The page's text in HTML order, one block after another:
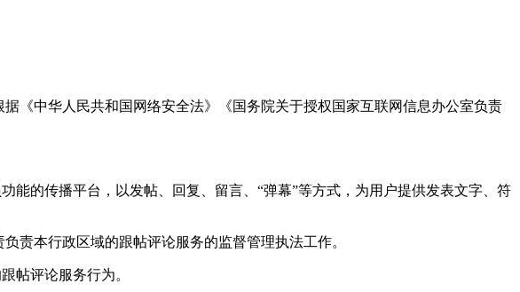
《中华人民共和国网络安全法》《国务院关于授权国家互联网信息办公室负责
的传播平台，以发帖、回复、留言、“弹幕”等方式，为用户提供发表文字、符
责本行政区域的跟帖评论服务的监督管理执法工作。
帖评论服务行为。